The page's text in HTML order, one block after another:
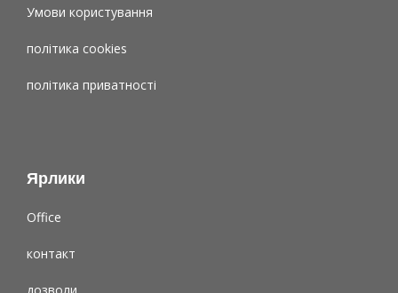
Умови користування
політика cookies
політика приватності
Ярлики
Office
контакт